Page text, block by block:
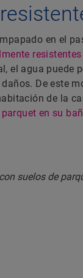
en el
el agua puede
De este
de la
en su